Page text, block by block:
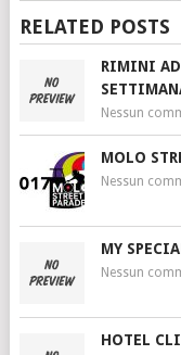
RELATED POSTS
RIMINI
Nessun
MOLO
Nessun
MY
Nessun
HOTEL